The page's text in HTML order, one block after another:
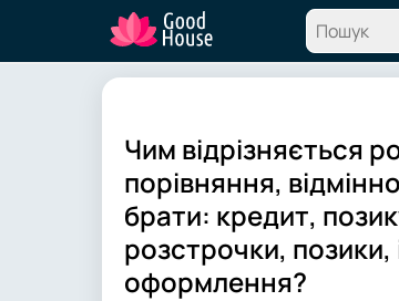
Чим відрізняється
порівняння,
брати: кредит,
розстрочки, позики,
оформлення?